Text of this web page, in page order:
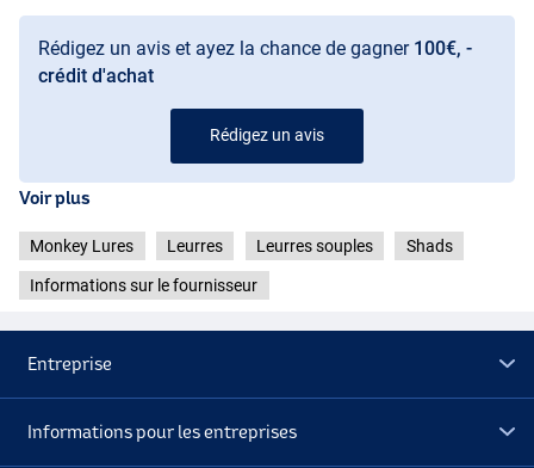
Rédigez un avis et ayez la chance de gagner 100€, -
crédit d'achat
Rédigez un avis
Voir plus
Monkey Lures Leurres Leurres souples Shads
Informations sur le fournisseur
Entreprise
Informations pour les entreprises